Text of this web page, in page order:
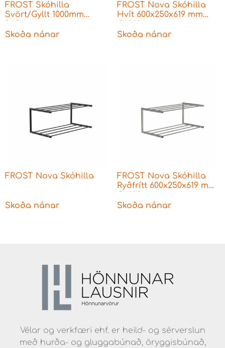
FROST Skóhilla
Svört/Gyllt 1000mm
Skoða nánar
FROST Nova Skóhilla
Hvít 600x250x619 mm
Skoða nánar
FROST Nova Skóhilla
Skoða nánar
FROST Nova Skóhilla
Ryðfrítt 600x250x619 mm
Skoða nánar
Vélar og verkfæri ehf. er heild- og sérverslun
með hurða- og gluggabúnað, öryggisbúnað,